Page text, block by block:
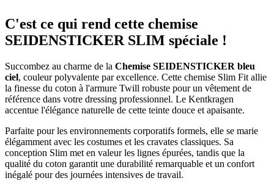
C'est ce qui rend cette chemise
SEIDENSTICKER SLIM spéciale !
Succombez au charme de la Chemise SEIDENSTICKER bleu
ciel, couleur polyvalente par excellence. Cette chemise Slim Fit allie
la finesse du coton à l'armure Twill robuste pour un vêtement de
référence dans votre dressing professionnel. Le Kentkragen
accentue l'élégance naturelle de cette teinte douce et apaisante.
Parfaite pour les environnements corporatifs formels, elle se marie
élégamment avec les costumes et les cravates classiques. Sa
conception Slim met en valeur les lignes épurées, tandis que la
qualité du coton garantit une durabilité remarquable et un confort
inégalé pour des journées intensives de travail.